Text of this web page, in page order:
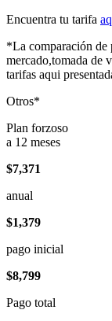
Encuentra tu tarifa
*La comparación de
mercado,tomada de
tarifas aqui
Otros*
Plan forzoso
a 12 meses
$7,371
anual
$1,379
pago inicial
$8,799
Pago total